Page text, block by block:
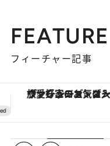
FEATURE
フィーチャー記事
【夏限定ディナーコース】旬を迎える稚鮎や花ズッキー